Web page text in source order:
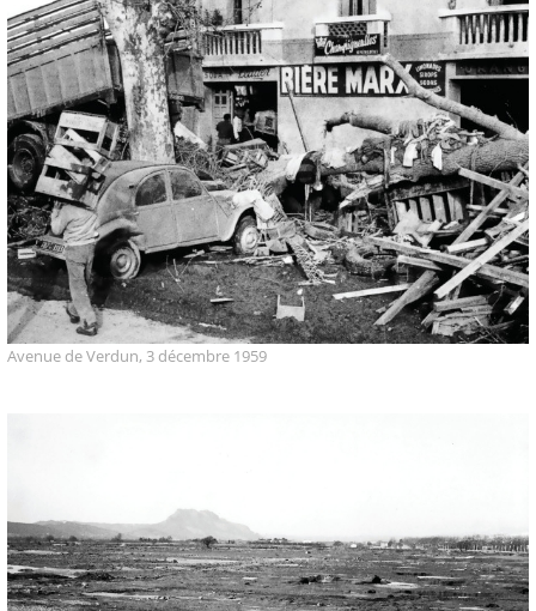
Avenue de Verdun, 3 décembre 1959